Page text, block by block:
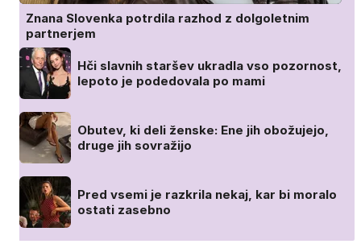
Znana Slovenka potrdila razhod z dolgoletnim
partnerjem
Hči slavnih staršev ukradla vso pozornost,
lepoto je podedovala po mami
Obutev, ki deli ženske: Ene jih obožujejo,
druge jih sovražijo
Pred vsemi je razkrila nekaj, kar bi moralo
ostati zasebno